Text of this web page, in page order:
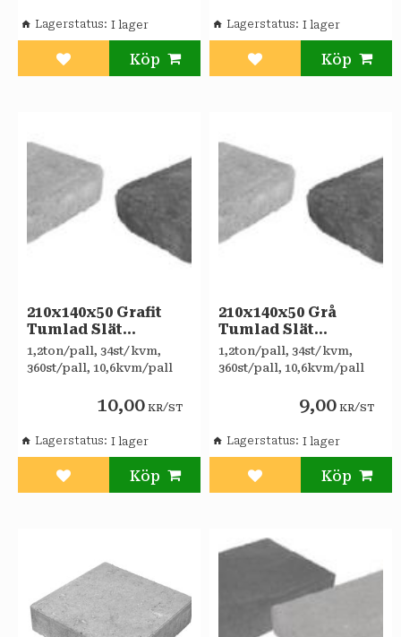
Lägg till i favoriter
Lagerstatus
Lägg till i favoriter
Lagerstatus
210x140x50 Grafit
Tumlad Slät
Litenfas
​1,2ton/pall, 34st/kvm,
360st/pall, 10,6kvm/pall
10,00 KR/ST
Lägg till i favoriter
Lagerstatus
210x140x50 Grå
Tumlad Slät
Litenfas
1,2ton/pall, 34st/kvm,
360st/pall, 10,6kvm/pall
9,00 KR/ST
Lägg till i favoriter
Lagerstatus